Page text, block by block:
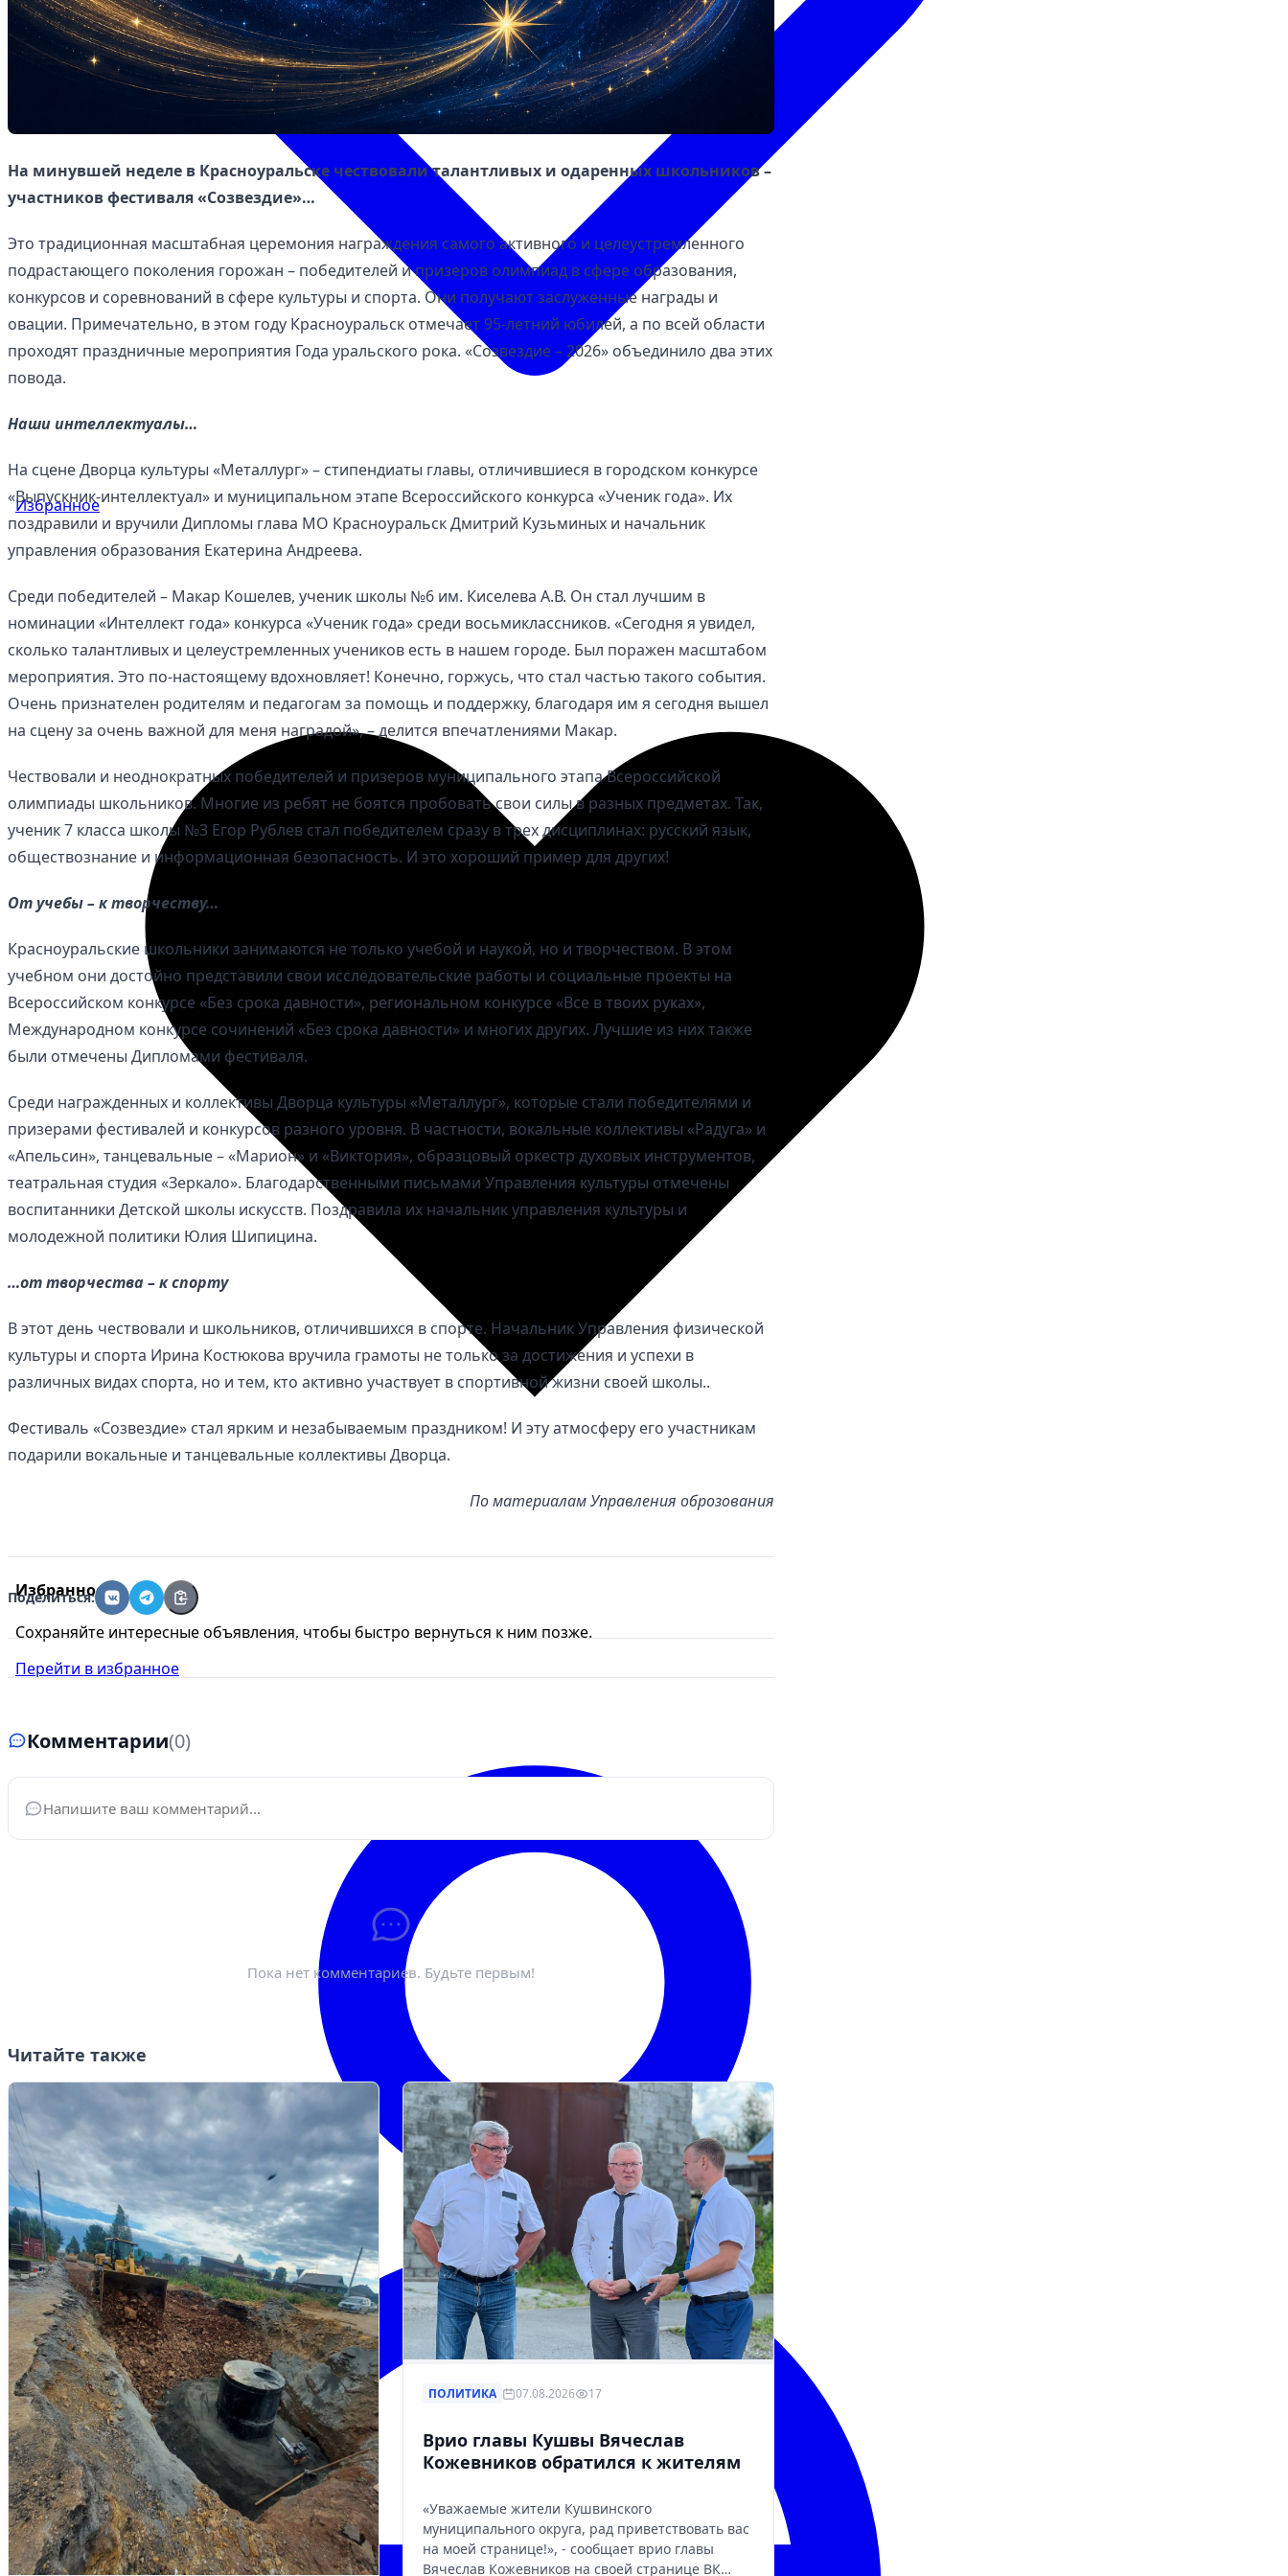
Избранное
Избранное
Сохраняйте интересные объявления, чтобы быстро вернуться к ним позже.
Перейти в избранное
На минувшей неделе в Красноуральске чествовали талантливых и одаренных школьников –
участников фестиваля «Созвездие»…
Это традиционная масштабная церемония награждения самого активного и целеустремленного
подрастающего поколения горожан – победителей и призеров олимпиад в сфере образования,
конкурсов и соревнований в сфере культуры и спорта. Они получают заслуженные награды и
овации. Примечательно, в этом году Красноуральск отмечает 95-летний юбилей, а по всей области
проходят праздничные мероприятия Года уральского рока. «Созвездие – 2026» объединило два этих
повода.
Наши интеллектуалы…
На сцене Дворца культуры «Металлург» – стипендиаты главы, отличившиеся в городском конкурсе
«Выпускник-интеллектуал» и муниципальном этапе Всероссийского конкурса «Ученик года». Их
поздравили и вручили Дипломы глава МО Красноуральск Дмитрий Кузьминых и начальник
управления образования Екатерина Андреева.
Среди победителей – Макар Кошелев, ученик школы №6 им. Киселева А.В. Он стал лучшим в
номинации «Интеллект года» конкурса «Ученик года» среди восьмиклассников. «Сегодня я увидел,
сколько талантливых и целеустремленных учеников есть в нашем городе. Был поражен масштабом
мероприятия. Это по-настоящему вдохновляет! Конечно, горжусь, что стал частью такого события.
Очень признателен родителям и педагогам за помощь и поддержку, благодаря им я сегодня вышел
на сцену за очень важной для меня наградой», – делится впечатлениями Макар.
Чествовали и неоднократных победителей и призеров муниципального этапа Всероссийской
олимпиады школьников. Многие из ребят не боятся пробовать свои силы в разных предметах. Так,
ученик 7 класса школы №3 Егор Рублев стал победителем сразу в трех дисциплинах: русский язык,
обществознание и информационная безопасность. И это хороший пример для других!
От учебы – к творчеству…
Красноуральские школьники занимаются не только учебой и наукой, но и творчеством. В этом
учебном они достойно представили свои исследовательские работы и социальные проекты на
Всероссийском конкурсе «Без срока давности», региональном конкурсе «Все в твоих руках»,
Международном конкурсе сочинений «Без срока давности» и многих других. Лучшие из них также
были отмечены Дипломами фестиваля.
Среди награжденных и коллективы Дворца культуры «Металлург», которые стали победителями и
призерами фестивалей и конкурсов разного уровня. В частности, вокальные коллективы «Радуга» и
«Апельсин», танцевальные – «Марион» и «Виктория», образцовый оркестр духовых инструментов,
театральная студия «Зеркало». Благодарственными письмами Управления культуры отмечены
воспитанники Детской школы искусств. Поздравила их начальник управления культуры и
молодежной политики Юлия Шипицина.
…от творчества – к спорту
В этот день чествовали и школьников, отличившихся в спорте. Начальник Управления физической
культуры и спорта Ирина Костюкова вручила грамоты не только за достижения и успехи в
различных видах спорта, но и тем, кто активно участвует в спортивной жизни своей школы..
Фестиваль «Созвездие» стал ярким и незабываемым праздником! И эту атмосферу его участникам
подарили вокальные и танцевальные коллективы Дворца.
По материалам Управления оброзования
Поделиться:
Комментарии(0)
Ваше имя* Электронная почта*
Пока нет комментариев. Будьте первым!
Читайте также
ПОЛИТИКА 07.08.2026 17
Врио главы Кушвы Вячеслав
Кожевников обратился к жителям
«Уважаемые жители Кушвинского
муниципального округа, рад приветствовать вас
на моей странице!», - сообщает врио главы
Вячеслав Кожевников на своей странице ВК…